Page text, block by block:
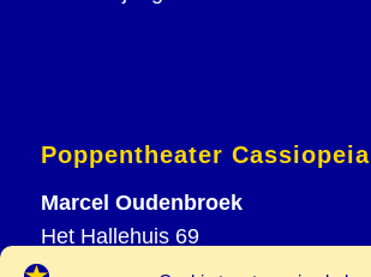
Poppentheater Cassiopeia
Marcel Oudenbroek
Het Hallehuis 69
3823 VH Amersfoort